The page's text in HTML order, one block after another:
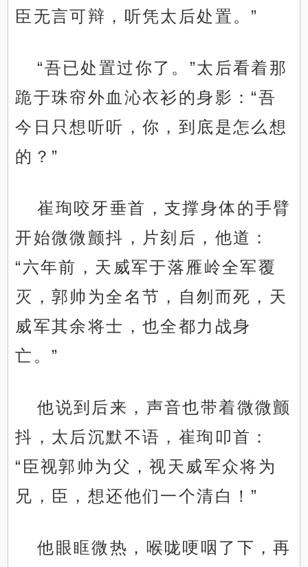
臣无言可辩，听凭太后处置。”
“吾已处置过你了。”太后看着那
跪于珠帘外血沁衣衫的身影：“吾
今日只想听听，你，到底是怎么想
的？”
崔珣咬牙垂首，支撑身体的手臂
开始微微颤抖，片刻后，他道：
“六年前，天威军于落雁岭全军覆
灭，郭帅为全名节，自刎而死，天
威军其余将士，也全都力战身
亡。”
他说到后来，声音也带着微微颤
抖，太后沉默不语，崔珣叩首：
“臣视郭帅为父，视天威军众将为
兄，臣，想还他们一个清白！”
他眼眶微热，喉咙哽咽了下，再